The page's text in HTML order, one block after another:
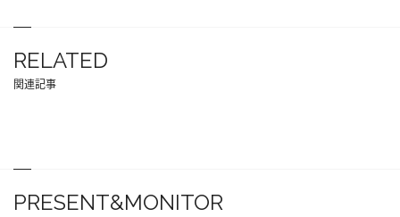
RELATED
関連記事
PRESENT&MONITOR